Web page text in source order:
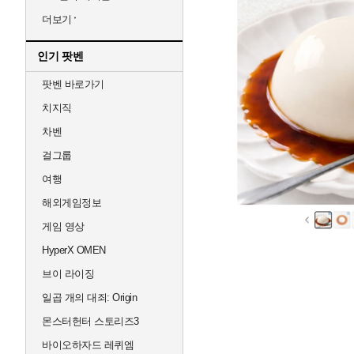
더보기
인기 팟벤
팟벤 바로가기
치지직
차벤
걸그룹
여행
해외게임정보
게임 영상
HyperX OMEN
브이 라이징
일곱 개의 대죄: Origin
몬스터헌터 스토리즈3
바이오하자드 레퀴엠